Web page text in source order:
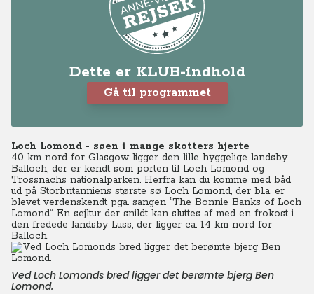
Dette er KLUB-indhold
Gå til programmet
Loch Lomond - søen i mange skotters hjerte
40 km nord for Glasgow ligger den lille hyggelige landsby
Balloch, der er kendt som porten til Loch Lomond og
Trossnachs nationalparken. Herfra kan du komme med båd
ud på Storbritanniens største sø Loch Lomond, der bl.a. er
blevet verdenskendt pga. sangen ”The Bonnie Banks of Loch
Lomond”. En sejltur der snildt kan sluttes af med en frokost i
den fredede landsby Luss, der ligger ca. 14 km nord for
Balloch.
Ved Loch Lomonds bred ligger det berømte bjerg Ben
Lomond.